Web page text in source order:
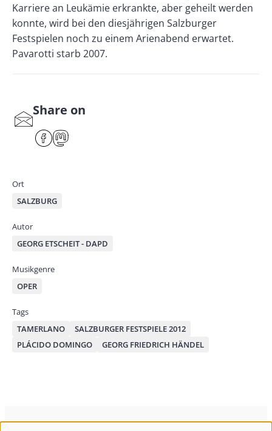
Karriere an Leukämie erkrankte, aber geheilt werden
konnte, wird bei den diesjährigen Salzburger
Festspielen noch zu einem Arienabend erwartet.
Pavarotti starb 2007.
S
Share on
F
Ort
SALZBURG
Autor
GEORG ETSCHEIT - DAPD
Musikgenre
OPER
Tags
TAMERLANO
SALZBURGER FESTSPIELE 2012
PLÁCIDO DOMINGO
GEORG FRIEDRICH HÄNDEL